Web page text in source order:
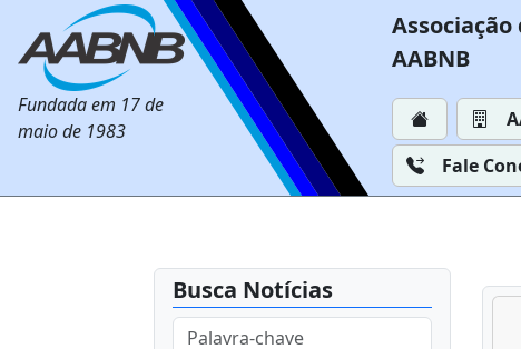
Fundada em 17 de
maio de 1983
AABNB
Fale
Busca Notícias